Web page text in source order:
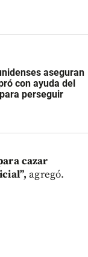
aseguran
con ayuda del
perseguir
cazar
agregó.